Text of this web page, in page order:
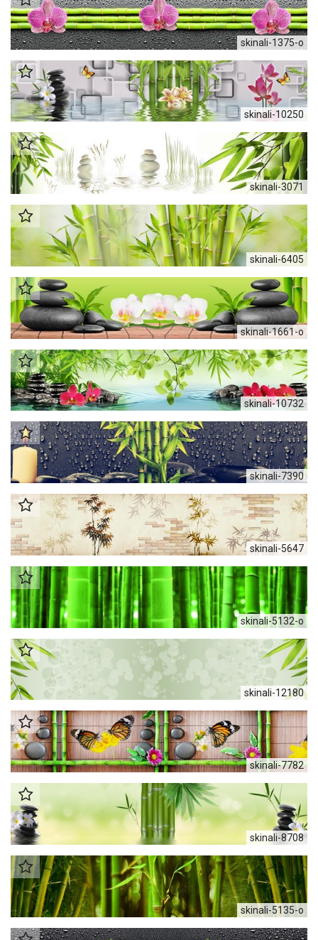
skinali-1375-o
skinali-10250
skinali-3071
skinali-6405
skinali-1661-o
skinali-10732
skinali-7390
skinali-5647
skinali-5132-o
skinali-12180
skinali-7782
skinali-8708
skinali-5135-o